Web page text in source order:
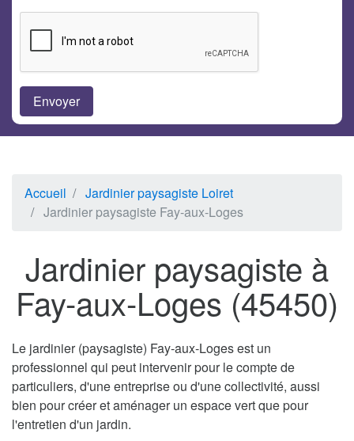
Accueil
Jardinier paysagiste Loiret
Jardinier paysagiste Fay-aux-Loges
Jardinier paysagiste à
Fay-aux-Loges (45450)
Le jardinier (paysagiste) Fay-aux-Loges est un
professionnel qui peut intervenir pour le compte de
particuliers, d'une entreprise ou d'une collectivité, aussi
bien pour créer et aménager un espace vert que pour
l'entretien d'un jardin.